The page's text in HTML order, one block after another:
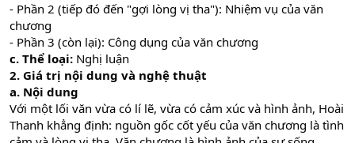
- Phần 2 (tiếp đó đến "gợi lòng vị tha"): Nhiệm vụ của văn
chương
- Phần 3 (còn lại): Công dụng của văn chương
c. Thể loại: Nghị luận
2. Giá trị nội dung và nghệ thuật
a. Nội dung
Với một lối văn vừa có lí lẽ, vừa có cảm xúc và hình ảnh, Hoài
Thanh khẳng định: nguồn gốc cốt yếu của văn chương là tình